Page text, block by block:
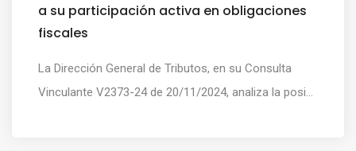
a su participación activa en obligaciones
fiscales
La Dirección General de Tributos, en su Consulta
Vinculante V2373-24 de 20/11/2024, analiza la posi...